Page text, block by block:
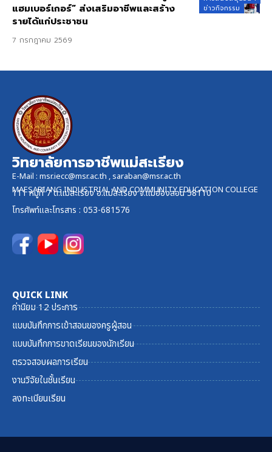
ข่าวกิจกรรม
แฮมเบอร์เกอร์” ส่งเสริมอาชีพและสร้าง
รายได้แก่ประชาชน
7 กรกฎาคม 2569
วิทยาลัยการอาชีพแม่สะเรียง
E-Mail : msr.iecc@msr.ac.th ,saraban@msr.ac.th
MAESARIANG INDUSTRIAL AND COMMUNITY EDUCATION COLLEGE
111 หมู่ที่ 7 ต.แม่สะเรียง อ.แม่สะเรียง จ.แม่ฮ่องสอน 58110
โทรศัพท์และโทรสาร : 053-681576
QUICK LINK
ค่านิยม 12 ประการ
แบบบันทึกการเข้าสอนของครูผู้สอน
แบบบันทึกการขาดเรียนของนักเรียน
ตรวจสอบผลการเรียน
งานวิจัยในชั้นเรียน
ลงทะเบียนเรียน